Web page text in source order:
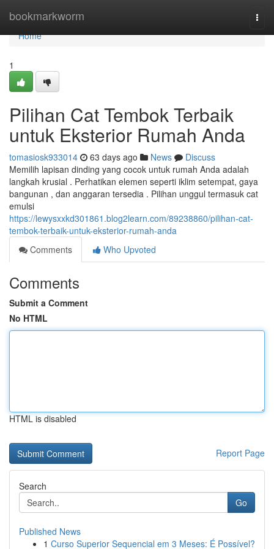
bookmarkworm
Home
Home
1
Pilihan Cat Tembok Terbaik
untuk Eksterior Rumah Anda
tomasiosk933014 63 days ago News
Discuss
Memilih lapisan dinding yang cocok untuk rumah Anda adalah
langkah krusial . Perhatikan elemen seperti iklim setempat, gaya
bangunan , dan anggaran tersedia . Pilihan unggul termasuk cat
emulsi
https://lewysxxkd301861.blog2learn.com/89238860/pilihan-cat-
tembok-terbaik-untuk-eksterior-rumah-anda
Comments
Who Upvoted
Comments
Submit a Comment
No HTML
HTML is disabled
Report Page
Search
Go
Published News
1 Curso Superior Sequencial em 3 Meses: É Possível?